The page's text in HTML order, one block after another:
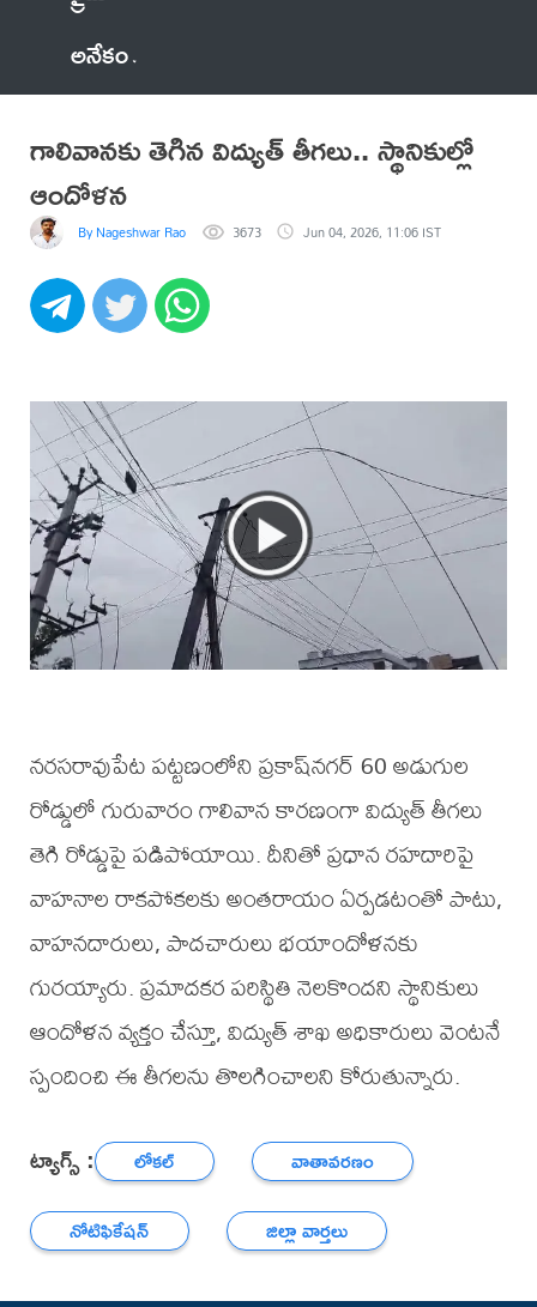
అనేకం
గాలివానకు తెగిన విద్యుత్ తీగలు.. స్థానికుల్లో
ఆందోళన
By Nageshwar Rao 3673 Jun 04, 2026, 11:06 IST
నరసరావుపేట పట్టణంలోని ప్రకాష్‌నగర్ 60 అడుగుల
రోడ్డులో గురువారం గాలివాన కారణంగా విద్యుత్ తీగలు
తెగి రోడ్డుపై పడిపోయాయి. దీనితో ప్రధాన రహదారిపై
వాహనాల రాకపోకలకు అంతరాయం ఏర్పడటంతో పాటు,
వాహనదారులు, పాదచారులు భయాందోళనకు
గురయ్యారు. ప్రమాదకర పరిస్థితి నెలకొందని స్థానికులు
ఆందోళన వ్యక్తం చేస్తూ, విద్యుత్ శాఖ అధికారులు వెంటనే
స్పందించి ఈ తీగలను తొలగించాలని కోరుతున్నారు.
ట్యాగ్స్ : లోకల్
వాతావరణం
నోటిఫికేషన్
జిల్లా వార్తలు